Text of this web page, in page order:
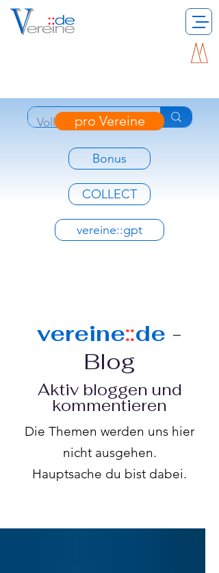
pro Vereine
Bonus
COLLECT
vereine::gpt
vereine::de -
Blog
Aktiv bloggen und
kommentieren
Die Themen werden uns hier
nicht ausgehen.
Hauptsache du bist dabei.